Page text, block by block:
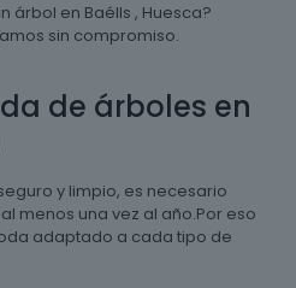
árbol en Baélls , Huesca?
sin compromiso.
de árboles en
y limpio, es necesario
menos una vez al año.Por eso
adaptado a cada tipo de